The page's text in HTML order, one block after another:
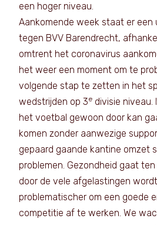
een hoger niveau.
Aankomende week staat er een
tegen BVV Barendrecht,
omtrent het coronavirus
het weer een moment om te
volgende stap te zetten in het
wedstrijden op 3e divisie
het voetbal gewoon door kan
komen zonder aanwezige
gepaard gaande kantine omzet
problemen. Gezondheid gaat
door de vele afgelastingen
problematischer om een goede
competitie af te werken. We